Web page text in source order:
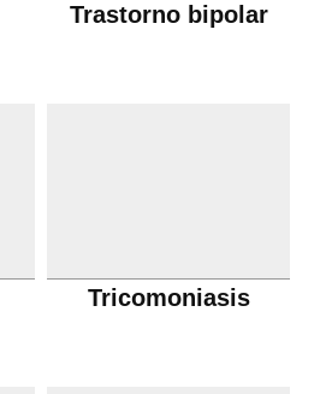
Trastorno bipolar
Tricomoniasis